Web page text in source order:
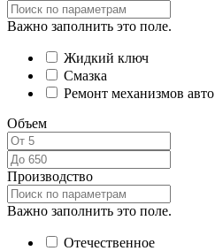
Важно заполнить это поле.
Жидкий ключ
Смазка
Ремонт механизмов авто
Объем
Производство
Важно заполнить это поле.
Отечественное